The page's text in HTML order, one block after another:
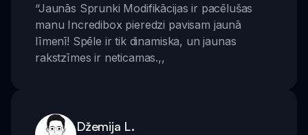
“Jaunās Sprunki Modifikācijas ir pacēlušas
manu Incredibox pieredzi pavisam jaunā
līmenī! Spēle ir tik dinamiska, un jaunas
rakstzīmes ir neticamas.,,
Džemija L.